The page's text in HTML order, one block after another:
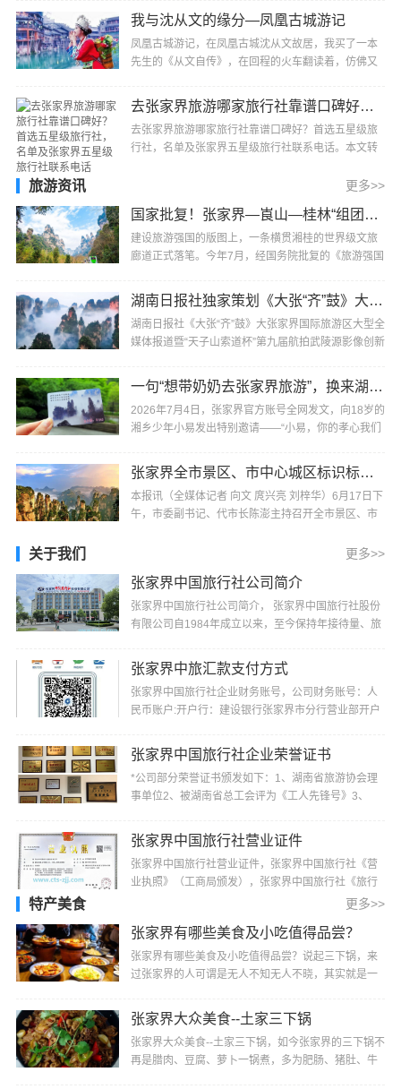
区，一···
我与沈从文的缘分—凤凰古城游记
凤凰古城游记，在凤凰古城沈从文故居，我买了一本
先生的《从文自传》，在回程的火车翻读着，仿佛又
所···
去张家界旅游哪家旅行社靠谱口碑好？首选五星级旅行社，名单及张家界五星级旅行社联系电话
去张家界旅游哪家旅行社靠谱口碑好？首选五星级旅
行社，名单及张家界五星级旅行社联系电话。本文转
旅游资讯 更多>>
国家批复！张家界—崀山—桂林“组团出道”，被列为全国重点培育旅游廊带
建设旅游强国的版图上，一条横贯湘桂的世界级文旅
廊道正式落笔。今年7月，经国务院批复的《旅游强国
湖南日报社独家策划《大张“齐”鼓》大张家界国际旅游区大型全媒体报道即将启动
湖南日报社《大张“齐”鼓》大张家界国际旅游区大型全
媒体报道暨“天子山索道杯”第九届航拍武陵源影像创新
一句“想带奶奶去张家界旅游”，换来湖南张家界全网的邀请
2026年7月4日，张家界官方账号全网发文，向18岁的
湘乡少年小易发出特别邀请——“小易，你的孝心我们
···
张家界全市景区、市中心城区标识标牌国际化建设专题会议召开
本报讯（全媒体记者 向文 庹兴亮 刘梓华）6月17日下
午，市委副书记、代市长陈澎主持召开全市景区、市
关于我们 更多>>
张家界中国旅行社公司简介
张家界中国旅行社公司简介， 张家界中国旅行社股份
有限公司自1984年成立以来，至今保持年接待量、旅
···
张家界中旅汇款支付方式
张家界中国旅行社企业财务账号，公司财务账号：人
民币账户:开户行：建设银行张家界市分行营业部开户
1520···
张家界中国旅行社企业荣誉证书
*公司部分荣誉证书颁发如下：1、湖南省旅游协会理
事单位2、被湖南省总工会评为《工人先锋号》3、
佳旅行···
张家界中国旅行社营业证件
张家界中国旅行社营业证件，张家界中国旅行社《营
业执照》（工商局颁发），张家界中国旅行社《旅行
特产美食 更多>>
张家界有哪些美食及小吃值得品尝？
张家界有哪些美食及小吃值得品尝？说起三下锅，来
过张家界的人可谓是无人不知无人不晓，其实就是一
肠、···
张家界大众美食--土家三下锅
张家界大众美食--土家三下锅，如今张家界的三下锅不
再是腊肉、豆腐、萝卜一锅煮，多为肥肠、猪肚、牛